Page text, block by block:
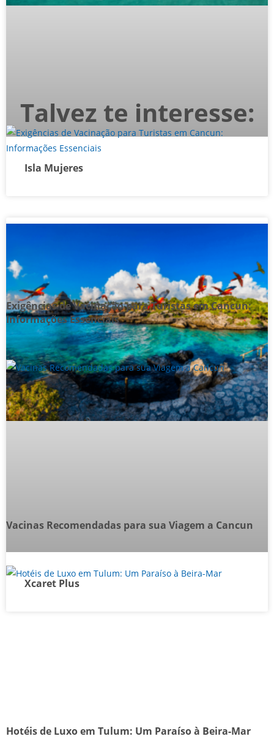
Isla Mujeres
Xcaret Plus
Talvez te interesse:
Exigências de Vacinação para Turistas em Cancun:
Informações Essenciais
Vacinas Recomendadas para sua Viagem a Cancun
Hotéis de Luxo em Tulum: Um Paraíso à Beira-Mar